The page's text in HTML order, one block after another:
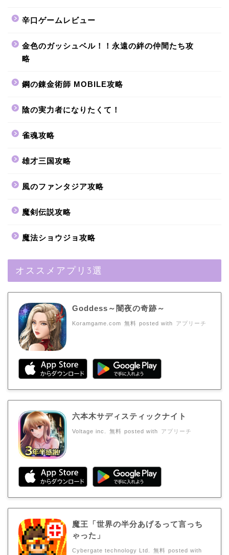
辛口ゲームレビュー
金色のガッシュベル！！永遠の絆の仲間たち攻
略
鋼の錬金術師 MOBILE攻略
陰の実力者になりたくて！
雀魂攻略
雄才三国攻略
風のファンタジア攻略
魔剣伝説攻略
魔法ショウジョ攻略
オススメアプリ3選
Goddess～闇夜の奇跡～
Koramgame.com 無料 posted with アプリーチ
六本木サディスティックナイト
Voltage inc. 無料 posted with アプリーチ
魔王「世界の半分あげるって言っち
ゃった」
Cybergate technology Ltd. 無料 posted with